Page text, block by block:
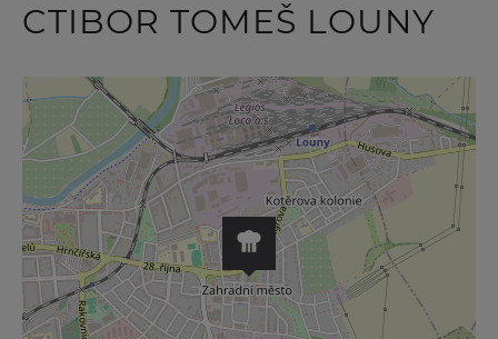
CTIBOR TOMEŠ LOUNY